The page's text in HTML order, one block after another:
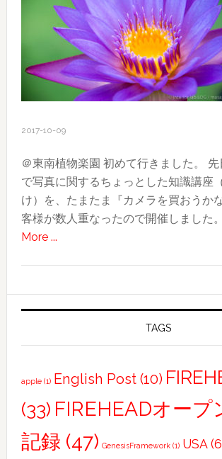
行
記〜
そ
の
３〜
良
た！
北
投
温
人
士
市
2017-10-09
＠東南植物楽園 初めて行きました。
で写真に関するちょっとした知識講座
け）を、たまたま『カメラを買おうか
客様が数人重なったので開催しました
More ...about
真
部！
客
と
写
を
TAGS
apple(1) English Post(10)
(33) FIREHEADオープ
記録 (47) GenesisFramework(1) USA